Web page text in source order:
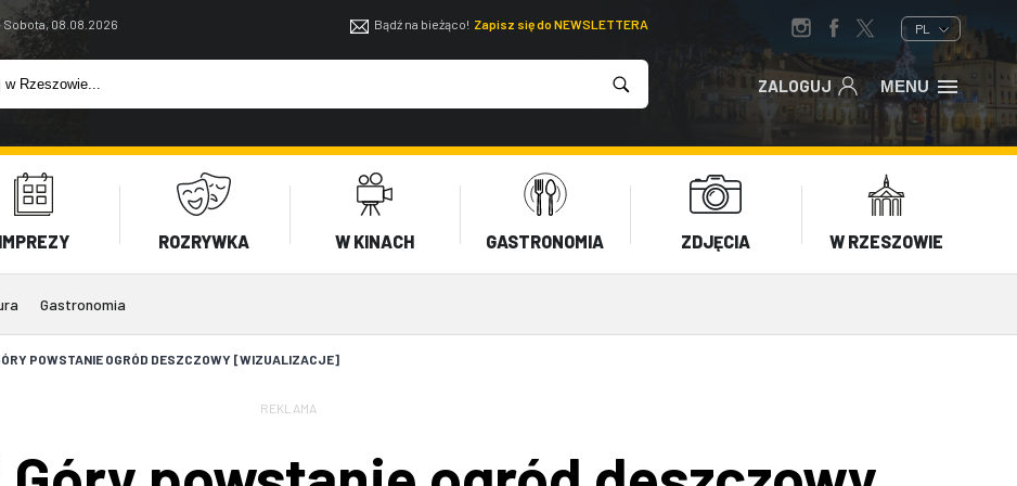
Sobota, 08.08.2026 Bądź na bieżąco! Zapisz się do NEWSLETTERA PL
ZALOGUJ MENU
IMPREZY ROZRYWKA W KINACH GASTRONOMIA ZDJĘCIA W RZESZOWIE
Gastronomia
POWSTANIE OGRÓD DESZCZOWY [WIZUALIZACJE]
REKLAMA